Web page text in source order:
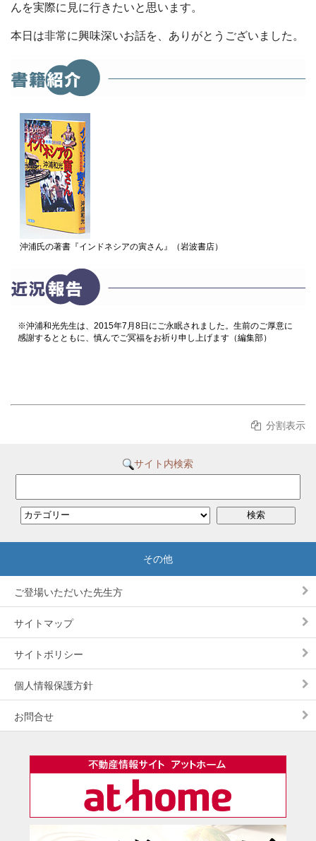
んを実際に見に行きたいと思います。
本日は非常に興味深いお話を、ありがとうございました。
沖浦氏の著書『インドネシアの寅さん』（岩波書店）
※沖浦和光先生は、2015年7月8日にご永眠されました。生前のご厚意に
感謝するとともに、慎んでご冥福をお祈り申し上げます（編集部）
分割表示
サイト内検索
ご登場いただいた先生方
サイトマップ
サイトポリシー
個人情報保護方針
お問合せ